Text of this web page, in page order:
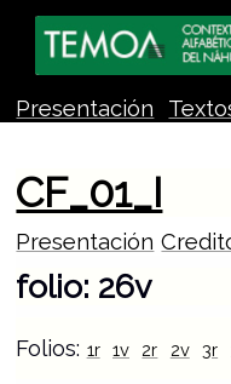
Presentación
CF_01_I
Presentación
folio: 26v
Folios: 1r 1v 2r 2v 3r